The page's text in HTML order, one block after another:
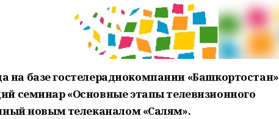
на базе гостелерадиокомпании «Башкортостан»
семинар «Основные этапы телевизионного
новым телеканалом «Салям».